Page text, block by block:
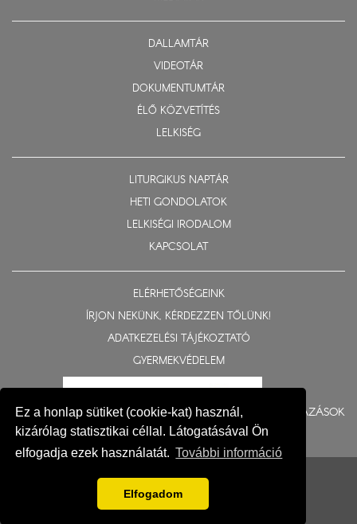
Ez a honlap sütiket (cookie-kat) használ,
kizárólag statisztikai céllal. Látogatásával Ön
elfogadja ezek használatát. További információ
Elfogadom
DALLAMTÁR
VIDEOTÁR
DOKUMENTUMTÁR
ÉLŐ KÖZVETÍTÉS
LELKISÉG
LITURGIKUS NAPTÁR
HETI GONDOLATOK
LELKISÉGI IRODALOM
KAPCSOLAT
ELÉRHETŐSÉGEINK
ÍRJON NEKÜNK, KÉRDEZZEN TŐLÜNK!
ADATKEZELÉSI TÁJÉKOZTATÓ
GYERMEKVÉDELEM
BERUHÁZÁSOK
Impresszum